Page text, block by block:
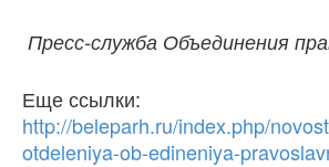
Пресс-служба Объединения
Еще ссылки:
http://beleparh.ru/index.php/
otdeleniya-ob-edineniya-